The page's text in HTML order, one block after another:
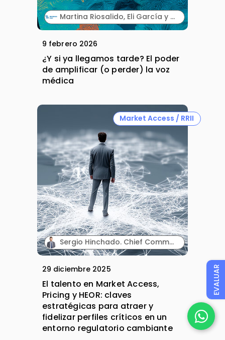
Martina Riosalido, Eli García y Albert Ruiz. Fresenius Kabi.
9 febrero 2026
¿Y si ya llegamos tarde? El poder
de amplificar (o perder) la voz
médica
Market Access / RRII
Sergio Hinchado. Chief Commercial Officer. AdQualis.
29 diciembre 2025
El talento en Market Access,
Pricing y HEOR: claves
estratégicas para atraer y
fidelizar perfiles críticos en un
entorno regulatorio cambiante
EVALUAR